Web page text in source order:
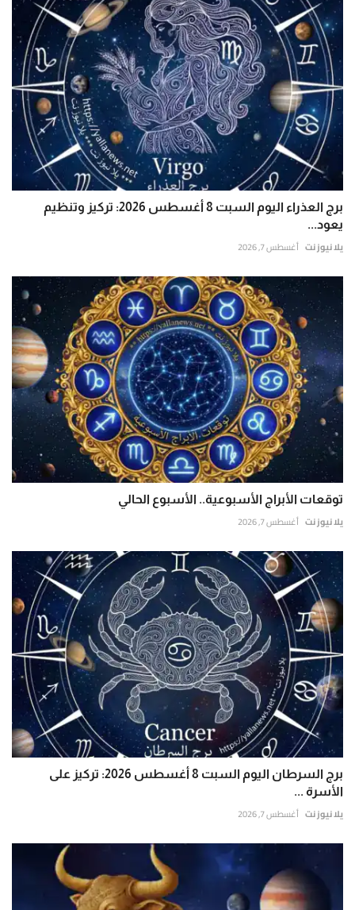
برج العذراء اليوم السبت 8 أغسطس 2026: تركيز وتنظيم
يعود...
يلا نيوز نت أغسطس 7, 2026
توقعات الأبراج الأسبوعية.. الأسبوع الحالي
يلا نيوز نت أغسطس 7, 2026
برج السرطان اليوم السبت 8 أغسطس 2026: تركيز على
الأسرة ...
يلا نيوز نت أغسطس 7, 2026